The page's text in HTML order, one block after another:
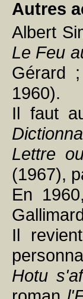
Autres
Albert
Le Feu
Gérard
1960).
Il faut
Lettre
(1967),
En
Il
Hotu